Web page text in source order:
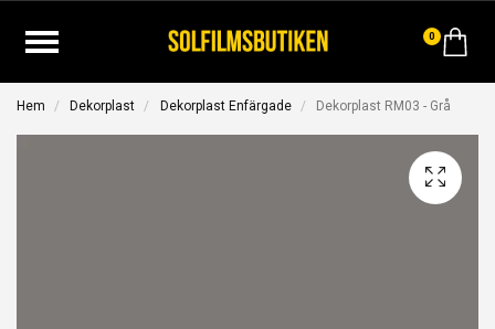
0
Hem Dekorplast Dekorplast Enfärgade Dekorplast RM03 - Grå